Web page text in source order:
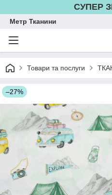
СУПЕР
Метр Тканини
Товари та послуги
–27%